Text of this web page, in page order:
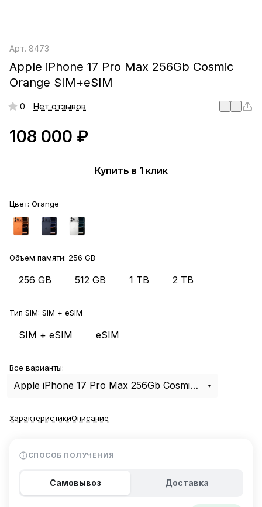
Арт. 8473
Apple iPhone 17 Pro Max 256Gb Cosmic
Orange SIM+eSIM
0 Нет отзывов
108 000 ₽
Купить в 1 клик
Цвет: Orange
Объем памяти: 256 GB
256 GB 512 GB 1 TB 2 TB
Тип SIM: SIM + eSIM
SIM + eSIM eSIM
Все варианты:
Apple iPhone 17 Pro Max 256Gb Cosmic Orange SIM+eSIM
ХарактеристикиОписание
СПОСОБ ПОЛУЧЕНИЯ
Самовывоз Доставка